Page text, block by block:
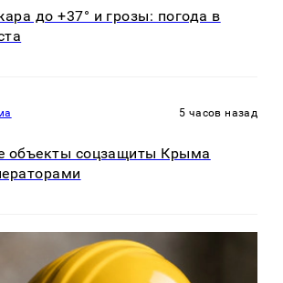
до +37° и грозы: погода в
5 часов назад
объекты соцзащиты Крыма